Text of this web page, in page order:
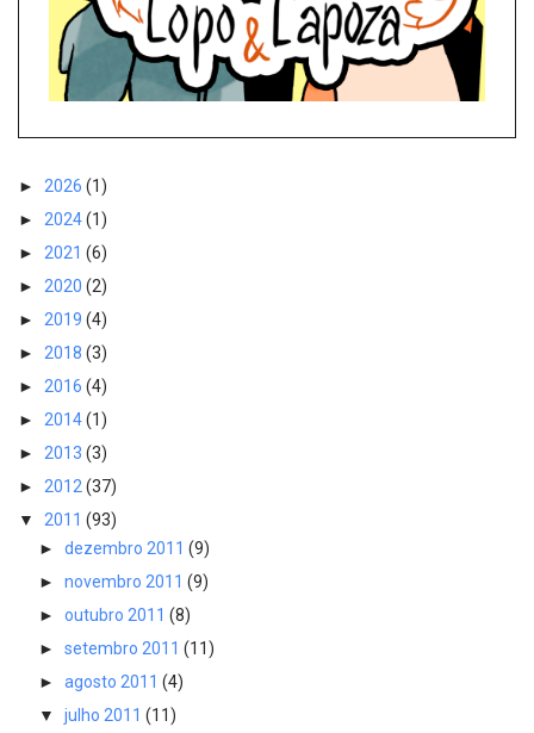
► 2026 (1)
► 2024(1)
► 2021 (6)
► 2020 (2)
► 2019 (4)
► 2018 (3)
► 2016 (4)
► 2014(1)
► 2013 (3)
► 2012 (37)
▼ 2011 (93)
► dezembro 2011 (9)
► novembro 2011 (9)
► outubro 2011 (8)
► setembro 2011 (11)
► agosto 2011 (4)
▼ julho 2011 (11)